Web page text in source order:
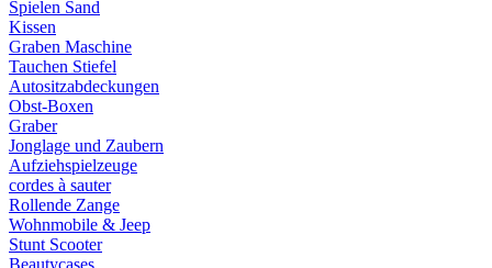
Spielen Sand
Kissen
Graben Maschine
Tauchen Stiefel
Autositzabdeckungen
Obst-Boxen
Graber
Jonglage und Zaubern
Aufziehspielzeuge
cordes à sauter
Rollende Zange
Wohnmobile & Jeep
Stunt Scooter
Beautycases